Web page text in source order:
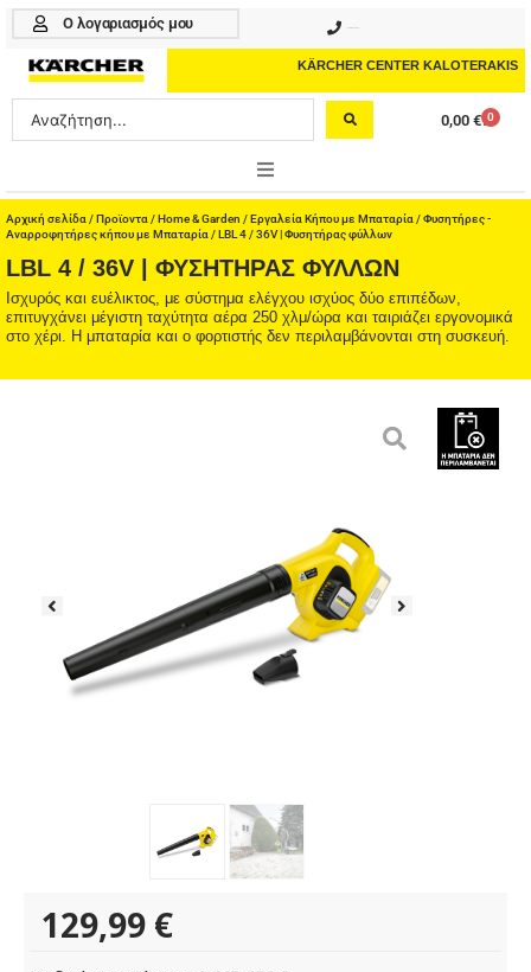
Μετάβαση
περιεχόμενο
Ο λογαριασμός μου
KÄRCHER CENTER KALOTERAKIS
Search
...
0,00 € 0
Cart
ONLINE SHOP
HOME & GARDEN
PROFESSIONAL
Αρχική σελίδα /Προϊοντα /Home & Garden /Εργαλεία Κήπου με Μπαταρία /Φυσητήρες -
Αναρροφητήρες κήπου με Μπαταρία / LBL 4 / 36V | Φυσητήρας φύλλων
LBL 4 / 36V | ΦΥΣΗΤΉΡΑΣ ΦΎΛΛΩΝ
Ισχυρός και ευέλικτος, με σύστημα ελέγχου ισχύος δύο επιπέδων,
επιτυγχάνει μέγιστη ταχύτητα αέρα 250 χλμ/ώρα και ταιριάζει εργονομικά
στο χέρι. Η μπαταρία και ο φορτιστής δεν περιλαμβάνονται στη συσκευή.
129,99 €